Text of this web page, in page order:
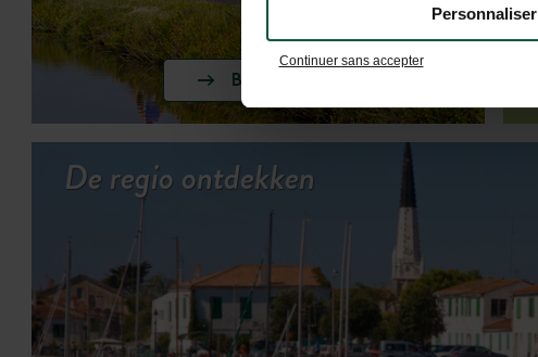
Continuer sans accepter
Personnaliser
BEKIJK DE ACTIVITEITEN
De regio ontdekken